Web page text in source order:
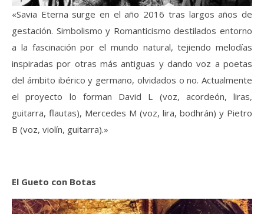
«Savia Eterna surge en el año 2016 tras largos años de
gestación. Simbolismo y Romanticismo destilados entorno
a la fascinación por el mundo natural, tejiendo melodías
inspiradas por otras más antiguas y dando voz a poetas
del ámbito ibérico y germano, olvidados o no. Actualmente
el proyecto lo forman David L (voz, acordeón, liras,
guitarra, flautas), Mercedes M (voz, lira, bodhrán) y Pietro
B (voz, violín, guitarra).»
El Gueto con Botas